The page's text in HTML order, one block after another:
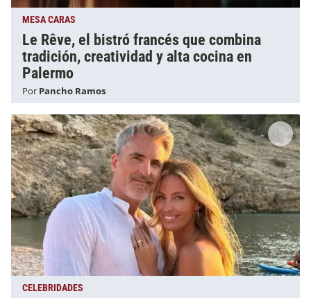
MESA CARAS
Le Rêve, el bistró francés que combina
tradición, creatividad y alta cocina en
Palermo
Por Pancho Ramos
CELEBRIDADES